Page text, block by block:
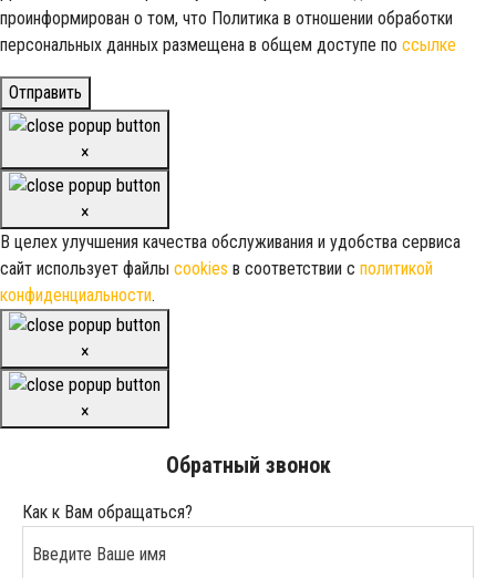
проинформирован о том, что Политика в отношении обработки
персональных данных размещена в общем доступе по ссылке
Отправить
×
×
В целех улучшения качества обслуживания и удобства сервиса
сайт использует файлы cookies в соответствии с политикой
конфиденциальности.
×
×
Обратный звонок
Как к Вам обращаться?